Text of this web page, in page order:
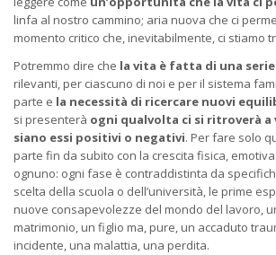
linfa al nostro cammino; aria nuova che ci
momento critico che, inevitabilmente, ci stiamo
Potremmo dire che la vita è fatta di una
rilevanti, per ciascuno di noi e per il sistema
parte e la necessità di ricercare nuovi
si presenterà ogni qualvolta ci si ritroverà a
siano essi positivi o negativi. Per fare solo
parte fin da subito con la crescita fisica,
ognuno: ogni fase è contraddistinta da
scelta della scuola o dell’università, le prime
nuove consapevolezze del mondo del lavoro,
matrimonio, un figlio ma, pure, un accaduto
incidente, una malattia, una perdita.